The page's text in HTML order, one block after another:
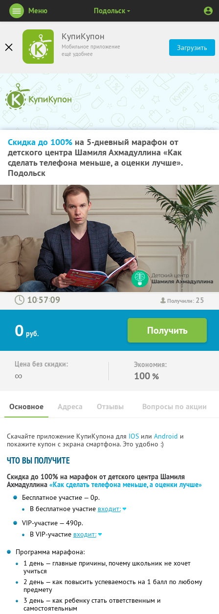
КупиКупон
Мобильное приложение
ещё удобнее
Загрузить
Меню Подольск
Скидка до 100% на 5-дневный марафон от
детского центра Шамиля Ахмадуллина «Как
сделать телефона меньше, а оценки лучше».
Подольск
Получили: 25
: :
0 руб.
Цена без скидки:
∞
Экономия:
100 %
Основное Отзывы Вопросы по акции
Адреса
Скачайте приложение КупиКупона для IOS или Android и
покажите купон с экрана смартфона. Это удобно :)
ЧТО ВЫ ПОЛУЧИТЕ
Скидка до 100% на марафон от детского центра Шамиля
Ахмадуллина «Как сделать телефона меньше, а оценки лучше»
Бесплатное участие — 0р.
В бесплатное участие входит:
VIP-участие — 490р.
В VIP-участие входит:
Программа марафона:
1 день — главные причины, почему школьник не хочет
учиться
2 день — как повысить успеваемость на 1 балл по любому
предмету
3 день — как ребенку стать ответственным и
самостоятельным